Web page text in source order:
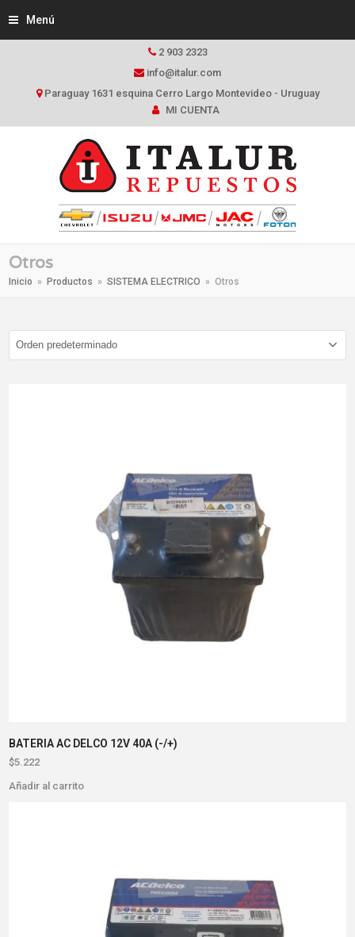
Menú
2 903 2323
info@italur.com
Paraguay 1631 esquina Cerro Largo Montevideo - Uruguay
MI CUENTA
Otros
Inicio » Productos » SISTEMA ELECTRICO » Otros
BATERIA AC DELCO 12V 40A (-/+)
$5.222
Añadir al carrito